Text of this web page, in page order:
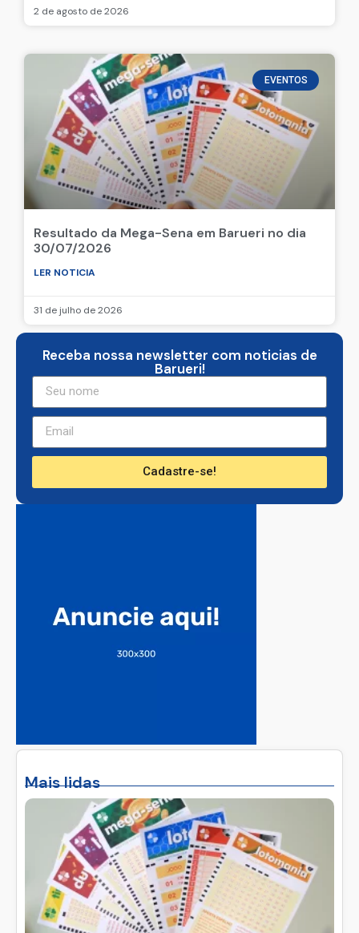
2 de agosto de 2026
EVENTOS
Resultado da Mega-Sena em Barueri no dia
30/07/2026
LER NOTICIA
31 de julho de 2026
Mais lidas
Receba nossa newsletter com noticias de
Barueri!
Cadastre-se!